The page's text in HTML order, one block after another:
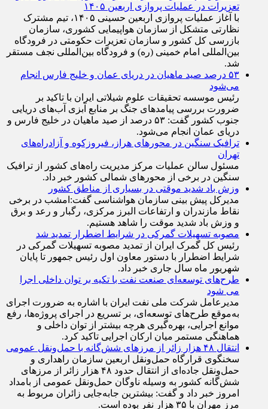
استقرار تیم مشترک نظارتی سازمان هواپیمایی، بازرسی و
تعزیرات در عملیات پروازی اربعین ۱۴۰۵
با آغاز عملیات پروازی اربعین حسینی ۱۴۰۵، تیم مشترک
نظارتی متشکل از سازمان هواپیمایی کشوری، سازمان
بازرسی کل کشور و سازمان تعزیرات حکومتی در فرودگاه
بین‌المللی امام خمینی (ره) و فرودگاه بین‌المللی نجف مستقر
شد.
۵۳ درصد صید ماهیان در دریای عمان و خلیج فارس انجام
می‌شود
رئیس موسسه تحقیقات علوم شیلاتی ایران با تاکید بر
ضرورت بررسی پیامد‌های جنگ بر منابع آبزی آب‌های دریایی
جنوب کشور گفت: ۵۳ درصد از صید ماهیان در خلیج فارس و
دریای عمان انجام می‌شود.
ترافیک سنگین در محورهای هراز، فیروزکوه و آزادراه‌های
تهران
مسئول سالن عملیات مرکز مدیریت راه‌های کشور از ترافیک
سنگین در برخی از محور‌های شمالی کشور خبر داد.
وزش باد شدید موقتی در بسیاری از مناطق کشور
مدیرکل پیش بینی سازمان هواشناسی گفت:امشب در برخی
نقاط مازندران و ارتفاعات البرز مرکزی، رگبار و رعد و برق
و وزش باد شدید موقت را شاهد هستیم.
مصوبه تسهیلات گمرکی در شرایط اضطرار تمدید شد
رئیس کل گمرک ایران از تمدید مصوبه تسهیلات گمرکی در
شرایط اضطرار با دستور معاون اول رئیس جمهور تا پایان
شهریور ماه سال جاری خبر داد.
طرح‌های توسعه‌ای صنعت نفت با تکیه بر توان داخلی اجرا
می شود
مدیرعامل شرکت ملی نفت ایران با اشاره به ضرورت اجرای
به‌موقع طرح‌های توسعه‌ای، بر تسریع در اجرای پروژه‌ها، رفع
موانع اجرایی، بهره‌گیری هرچه بیشتر از توان داخلی و
هماهنگی مستمر میان ارکان اجرایی تاکید کرد.
انتقال ۴۸ هزار زائر از مرزهای شش‌گانه با حمل‌ونقل عمومی
سخنگوی قرارگاه حمل‌ونقل اربعین سازمان راهداری و
حمل‌ونقل جاده‌ای از انتقال حدود ۴۸ هزار زائر از مرز‌های
شش‌گانه کشور به وسیله ناوگان حمل‌ونقل عمومی از بامداد
امروز خبر داد و گفت: بیشترین جابه‌جایی زائران مربوط به